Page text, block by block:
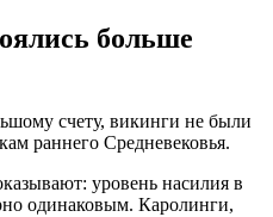
больше
счету, викинги не были
раннего Средневековья.
уровень насилия в
одинаковым. Каролинги,